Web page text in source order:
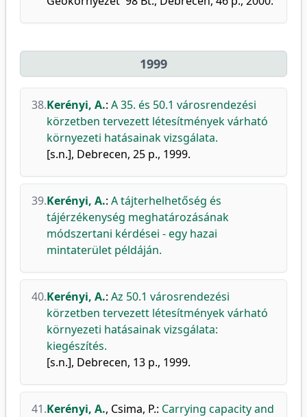
1999
38.Kerényi, A.: A 35. és 50.1 városrendezési
körzetben tervezett létesítmények várható
környezeti hatásainak vizsgálata.
[s.n.], Debrecen, 25 p., 1999.
39.Kerényi, A.: A tájterhelhetőség és
tájérzékenység meghatározásának
módszertani kérdései - egy hazai
mintaterület példáján.
40.Kerényi, A.: Az 50.1 városrendezési
körzetben tervezett létesítmények várható
környezeti hatásainak vizsgálata:
kiegészítés.
[s.n.], Debrecen, 13 p., 1999.
41.Kerényi, A., Csima, P.: Carrying capacity and